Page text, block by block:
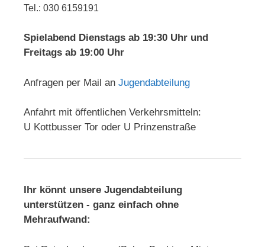
Tel.: 030 6159191
Spielabend Dienstags ab 19:30 Uhr und
Freitags ab 19:00 Uhr
Anfragen per Mail an Jugendabteilung
Anfahrt mit öffentlichen Verkehrsmitteln:
U Kottbusser Tor oder U Prinzenstraße
Ihr könnt unsere Jugendabteilung
unterstützen - ganz einfach ohne
Mehraufwand: